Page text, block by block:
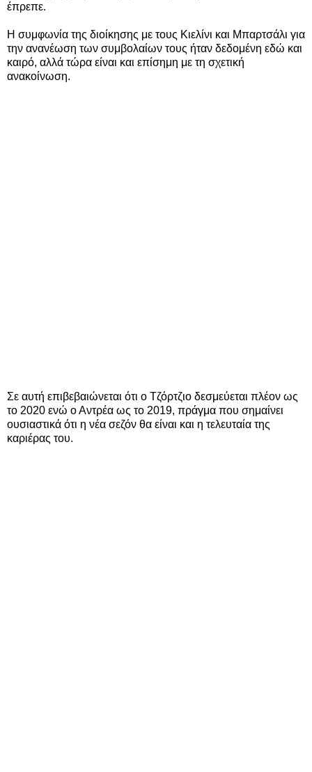
έπρεπε.
Η συμφωνία της διοίκησης με τους Κιελίνι και Μπαρτσάλι για
την ανανέωση των συμβολαίων τους ήταν δεδομένη εδώ και
καιρό, αλλά τώρα είναι και επίσημη με τη σχετική
ανακοίνωση.
Σε αυτή επιβεβαιώνεται ότι ο Τζόρτζιο δεσμεύεται πλέον ως
το 2020 ενώ ο Αντρέα ως το 2019, πράγμα που σημαίνει
ουσιαστικά ότι η νέα σεζόν θα είναι και η τελευταία της
καριέρας του.